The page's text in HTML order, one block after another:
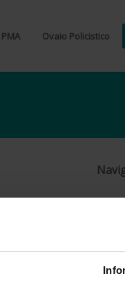
PMA Ovaio Policistico